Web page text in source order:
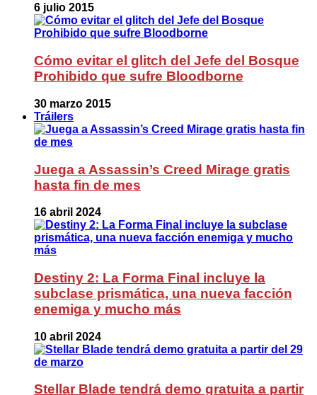
6 julio 2015
Cómo evitar el glitch del Jefe del Bosque
Prohibido que sufre Bloodborne
30 marzo 2015
Tráilers
Juega a Assassin’s Creed Mirage gratis
hasta fin de mes
16 abril 2024
Destiny 2: La Forma Final incluye la
subclase prismática, una nueva facción
enemiga y mucho más
10 abril 2024
Stellar Blade tendrá demo gratuita a partir